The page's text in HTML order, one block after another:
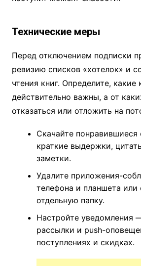
Технические меры
Перед отключением подписки
ревизию списков «хотелок» и
чтения книг. Определите, какие
действительно важны, а от
отказаться или отложить на
Скачайте
краткие выдержки,
заметки.
Удалите приложения-
телефона и планшета или
отдельную папку.
Настройте уведомления
рассылки и push-
поступлениях и скидках.